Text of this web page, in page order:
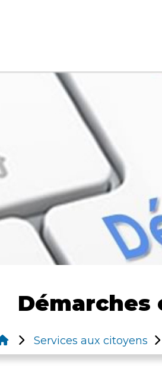
Démarches
Services aux citoyens